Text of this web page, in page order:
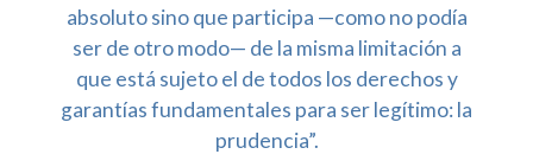
absoluto sino que participa —como no podía
ser de otro modo— de la misma limitación a
que está sujeto el de todos los derechos y
garantías fundamentales para ser legítimo: la
prudencia”.